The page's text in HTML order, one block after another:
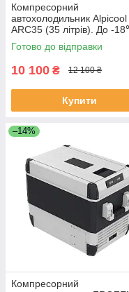
Компресорний
автохолодильник Alpicool
АRC35 (35 літрів). До -
Живлення 12, 24 вольт
Готово до відправки
10 100 ₴ 12 100 ₴
Купити
–14%
Компресорний